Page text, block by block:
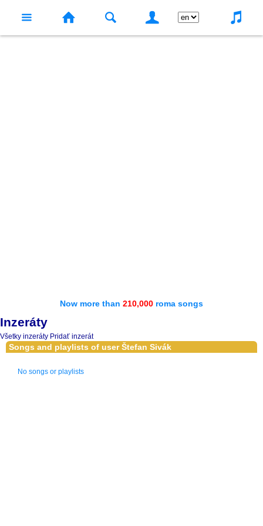
Now more than 210,000 roma songs
Inzeráty
Všetky inzeráty Pridať inzerát
Songs and playlists of user Štefan Sivák
No songs or playlists